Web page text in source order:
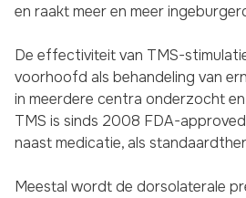
en raakt meer en meer
De effectiviteit van TMS-
voorhoofd als behandeling van
in meerdere centra onderzocht
TMS is sinds 2008 FDA-
naast medicatie, als
Meestal wordt de dorsolaterale